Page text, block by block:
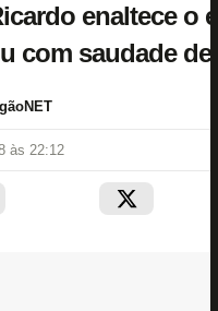
enaltece o
com saudade
às 22:12